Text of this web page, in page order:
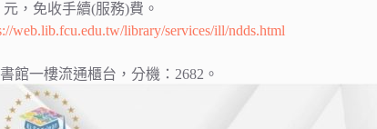
，免收手續(服務)費。
web.lib.fcu.edu.tw/library/services/ill/ndds.html
館一樓流通櫃台，分機：2682。